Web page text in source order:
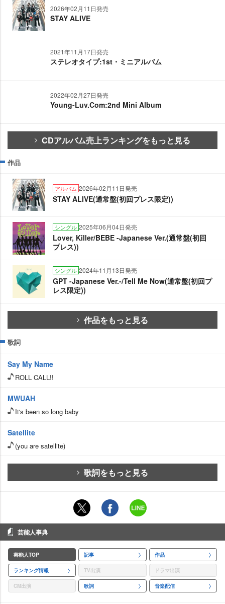
2026年02月11日発売
STAY ALIVE
2021年11月17日発売
ステレオタイプ:1st・ミニアルバム
2022年02月27日発売
Young-Luv.Com:2nd Mini Album
CDアルバム売上ランキングをもっと見る
作品
アルバム 2026年02月11日発売
STAY ALIVE(通常盤(初回プレス限定))
シングル 2025年06月04日発売
Lover, Killer/BEBE -Japanese Ver.(通常盤(初回
プレス))
シングル 2024年11月13日発売
GPT -Japanese Ver.-/Tell Me Now(通常盤(初回プ
レス限定))
作品をもっと見る
歌詞
Say My Name
ROLL CALL!!
MWUAH
It's been so long baby
Satellite
(you are satellite)
歌詞をもっと見る
芸能人事典
芸能人TOP 記事 作品
ランキング情報 TV出演 ドラマ出演
CM出演 歌詞 音楽配信